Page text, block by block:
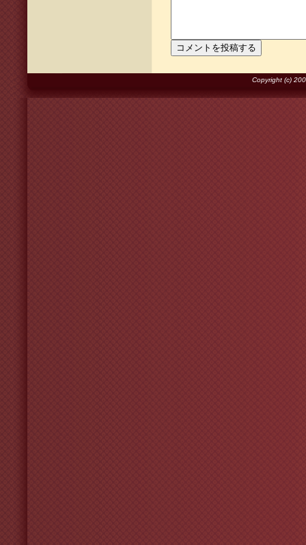
Copyright (c)